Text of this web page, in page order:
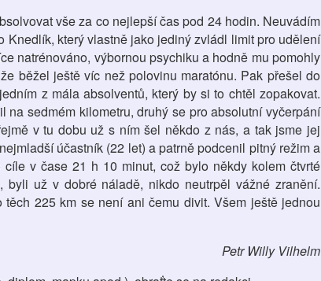
vše za co nejlepší čas pod 24 hodin. Neuvádím
který vlastně jako jediný zvládl limit pro udělení
natrénováno, výbornou psychiku a hodně mu pomohly
běžel ještě víc než polovinu maratónu. Pak přešel do
z mála absolventů, který by si to chtěl zopakovat.
sedmém kilometru, druhý se pro absolutní vyčerpání
v tu dobu už s ním šel někdo z nás, a tak jsme jej
účastník (22 let) a patrně podcenil pitný režim a
v čase 21 h 10 minut, což bylo někdy kolem čtvrté
už v dobré náladě, nikdo neutrpěl vážné zranění.
225 km se není ani čemu divit. Všem ještě jednou
Petr Willy Vilhelm